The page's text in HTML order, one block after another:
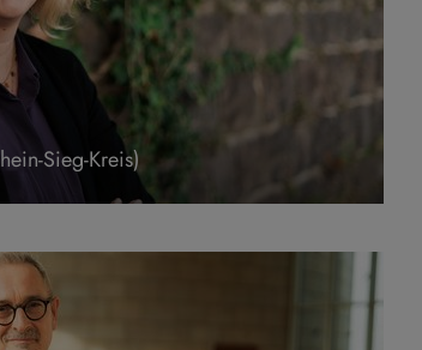
Sieg-Kreis)